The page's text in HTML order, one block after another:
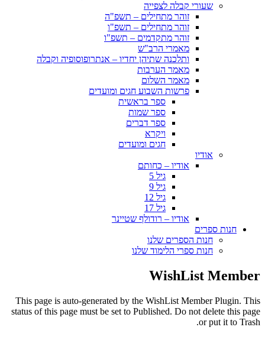
שעורי קבלה לצפייה
זוהר מתחילים – תשפ"ה
זוהר מתחילים – תשפ"ו
זוהר מתקדמים – תשפ"ו
מאמרי הרב"ש
ותלכנה שתיהן יחדיו – אנתרופוסופיה וקבלה
מאמר הערבות
מאמר השלום
פרשות השבוע חגים ומועדים
ספר בראשית
ספר שמות
ספר דברים
ויקרא
חגים ומועדים
אודיו
אודיו – כחותם
גיל 5
גיל 9
גיל 12
גיל 17
אודיו – רודולף שטיינר
חנות ספרים
חנות הספרים שלנו
חנות ספרי הלימוד שלנו
WishList Member
This page is auto-generated by the WishList Member Plugin. This
status of this page must be set to Published. Do not delete this page
or put it to Trash.